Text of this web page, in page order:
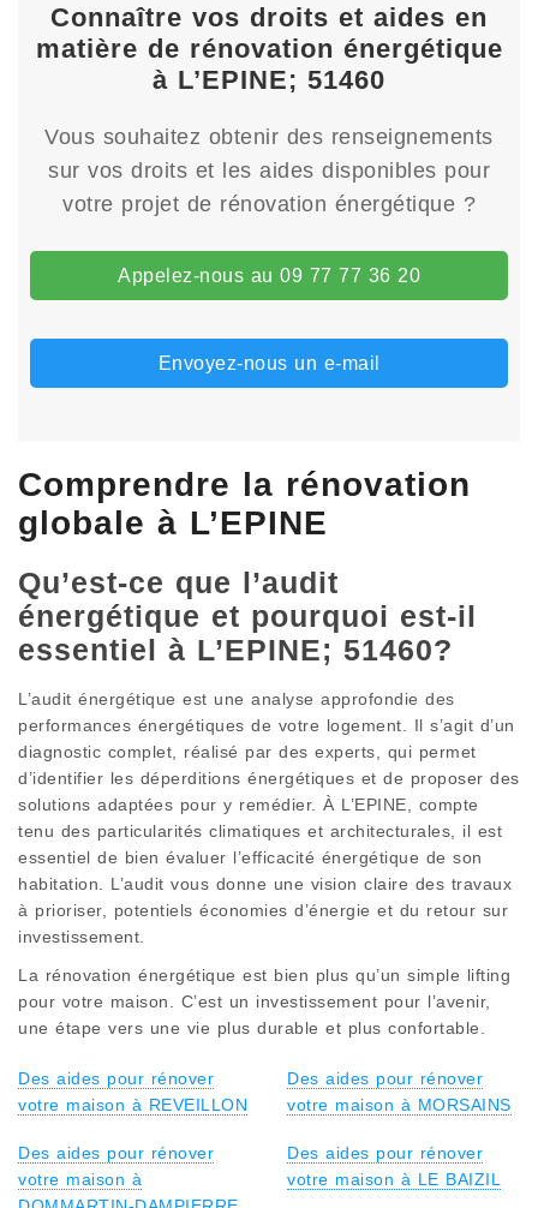
Connaître vos droits et aides en
matière de rénovation énergétique
à L’EPINE; 51460
Vous souhaitez obtenir des renseignements
sur vos droits et les aides disponibles pour
votre projet de rénovation énergétique ?
Appelez-nous au 09 77 77 36 20
Envoyez-nous un e-mail
Comprendre la rénovation
globale à L’EPINE
Qu’est-ce que l’audit
énergétique et pourquoi est-il
essentiel à L’EPINE; 51460?
L’audit énergétique est une analyse approfondie des
performances énergétiques de votre logement. Il s’agit d’un
diagnostic complet, réalisé par des experts, qui permet
d’identifier les déperditions énergétiques et de proposer des
solutions adaptées pour y remédier. À L’EPINE, compte
tenu des particularités climatiques et architecturales, il est
essentiel de bien évaluer l’efficacité énergétique de son
habitation. L’audit vous donne une vision claire des travaux
à prioriser, potentiels économies d’énergie et du retour sur
investissement.
La rénovation énergétique est bien plus qu’un simple lifting
pour votre maison. C’est un investissement pour l’avenir,
une étape vers une vie plus durable et plus confortable.
Des aides pour rénover
votre maison à REVEILLON
Des aides pour rénover
votre maison à MORSAINS
Des aides pour rénover
votre maison à
Des aides pour rénover
votre maison à LE BAIZIL